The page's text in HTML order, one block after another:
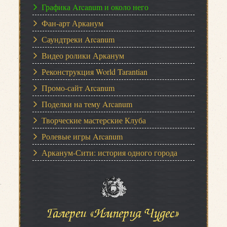
Графика Arcanum и около него
Фан-арт Арканум
Саундтреки Arcanum
Видео ролики Арканум
Реконструкция World Tarantian
Промо-сайт Arcanum
Поделки на тему Arcanum
Творческие мастерские Клуба
Ролевые игры Arcanum
Арканум-Сити: история одного города
Галереи «Империя Чудес»